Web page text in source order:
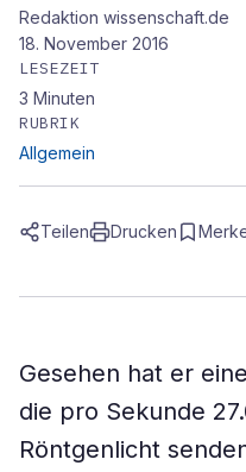
Redaktion wissenschaft.de
18. November 2016
LESEZEIT
3 Minuten
RUBRIK
Allgemein
Teilen Drucken
Gesehen hat er
die pro Sekunde
Röntgenlicht